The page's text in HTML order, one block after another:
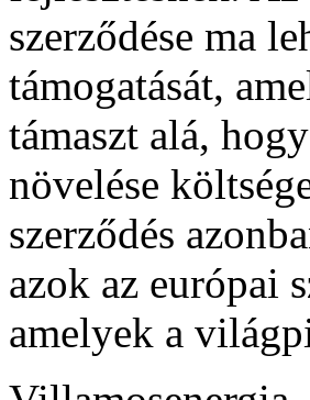
szerződése ma
támogatását,
támaszt alá,
növelése
szerződés
azok az európai
amelyek a